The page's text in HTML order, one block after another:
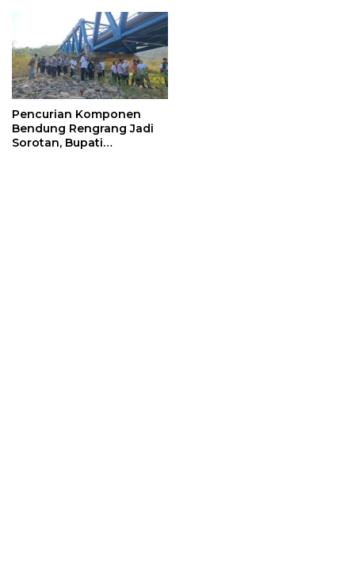
Pencurian Komponen
Bendung Rengrang Jadi
Sorotan, Bupati